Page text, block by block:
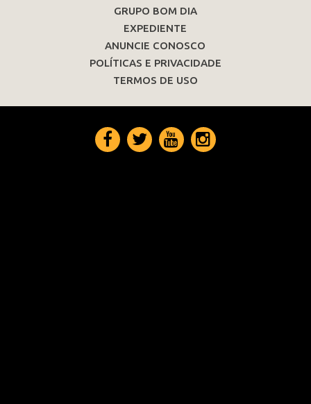
GRUPO BOM DIA
EXPEDIENTE
ANUNCIE CONOSCO
POLÍTICAS E PRIVACIDADE
TERMOS DE USO